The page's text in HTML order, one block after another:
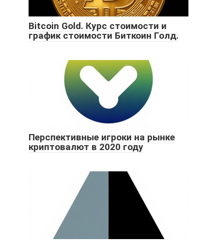
Bitcoin Gold. Курс стоимости и
график стоимости Биткоин Голд.
Перспективные игроки на рынке
криптовалют в 2020 году